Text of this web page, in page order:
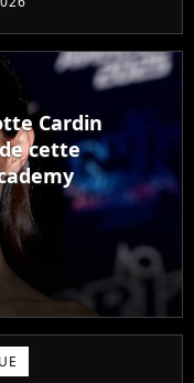
album,
Jo, gagnante de
2022, a
de portes
Sur
elle...
Cardin
cette